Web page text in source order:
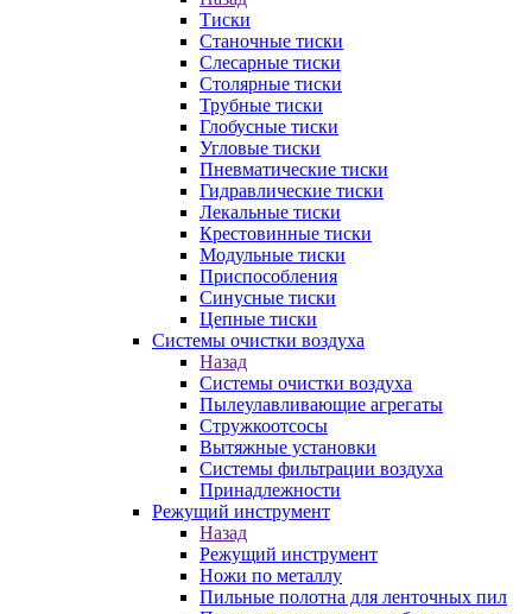
Тиски
Станочные тиски
Слесарные тиски
Столярные тиски
Трубные тиски
Глобусные тиски
Угловые тиски
Пневматические тиски
Гидравлические тиски
Лекальные тиски
Крестовинные тиски
Модульные тиски
Приспособления
Синусные тиски
Цепные тиски
Системы очистки воздуха
Назад
Системы очистки воздуха
Пылеулавливающие агрегаты
Стружкоотсосы
Вытяжные установки
Системы фильтрации воздуха
Принадлежности
Режущий инструмент
Назад
Режущий инструмент
Ножи по металлу
Пильные полотна для ленточных пил